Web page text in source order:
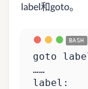
label和goto。